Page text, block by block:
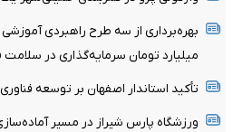
میلیارد تومان سرمایه‌گذاری در
تأکید استاندار اصفهان بر توسعه
ورزشگاه پارس شیراز در مسیر